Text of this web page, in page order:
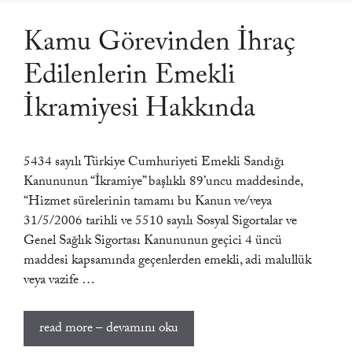
Kamu Görevinden İhraç
Edilenlerin Emekli
İkramiyesi Hakkında
5434 sayılı Türkiye Cumhuriyeti Emekli Sandığı
Kanununun “İkramiye” başlıklı 89’uncu maddesinde,
“Hizmet sürelerinin tamamı bu Kanun ve/veya
31/5/2006 tarihli ve 5510 sayılı Sosyal Sigortalar ve
Genel Sağlık Sigortası Kanununun geçici 4 üncü
maddesi kapsamında geçenlerden emekli, adi malullük
veya vazife …
read more – devamını oku